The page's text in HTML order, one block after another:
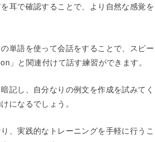
耳で確認することで、より自然な感覚を
単語を使って会話をすることで、スピー
」と関連付けて話す練習ができます。
記し、自分なりの例文を作成を試みてく
になるでしょう。
、実践的なトレーニングを手軽に行うこ